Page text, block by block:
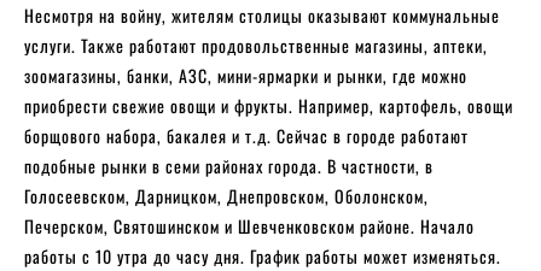
Несмотря на войну, жителям столицы оказывают коммунальные
услуги. Также работают продовольственные магазины, аптеки,
зоомагазины, банки, АЗС, мини-ярмарки и рынки, где можно
приобрести свежие овощи и фрукты. Например, картофель, овощи
борщового набора, бакалея и т.д. Сейчас в городе работают
подобные рынки в семи районах города. В частности, в
Голосеевском, Дарницком, Днепровском, Оболонском,
Печерском, Святошинском и Шевченковском районе. Начало
работы с 10 утра до часу дня. График работы может изменяться.